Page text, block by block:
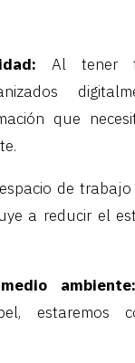
Al tener
que
de
a reducir el
ambiente:
estaremos